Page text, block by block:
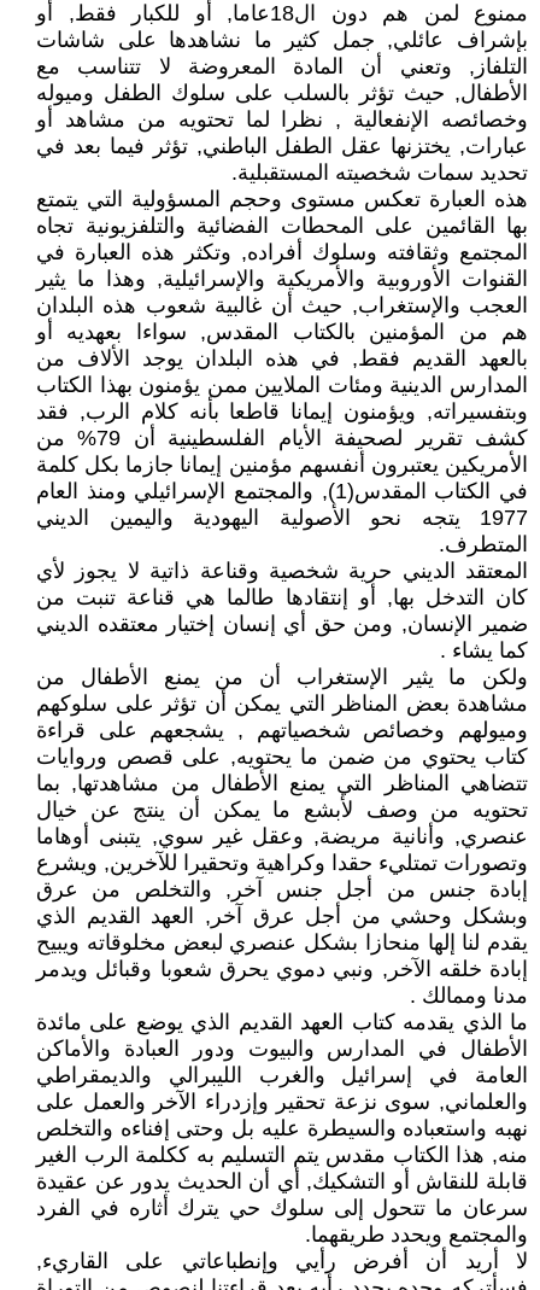
ممنوع لمن هم دون ال18عاما, أو للكبار فقط, أو
بإشراف عائلي, جمل كثير ما نشاهدها على شاشات
التلفاز, وتعني أن المادة المعروضة لا تتناسب مع
الأطفال, حيث تؤثر بالسلب على سلوك الطفل وميوله
وخصائصه الإنفعالية , نظرا لما تحتويه من مشاهد أو
عبارات, يختزنها عقل الطفل الباطني, تؤثر فيما بعد في
تحديد سمات شخصيته المستقبلية.
هذه العبارة تعكس مستوى وحجم المسؤولية التي يتمتع
بها القائمين على المحطات الفضائية والتلفزيونية تجاه
المجتمع وثقافته وسلوك أفراده, وتكثر هذه العبارة في
القنوات الأوروبية والأمريكية والإسرائيلية, وهذا ما يثير
العجب والإستغراب, حيث أن غالبية شعوب هذه البلدان
هم من المؤمنين بالكتاب المقدس, سواءا بعهديه أو
بالعهد القديم فقط, في هذه البلدان يوجد الألاف من
المدارس الدينية ومئات الملايين ممن يؤمنون بهذا الكتاب
وبتفسيراته, ويؤمنون إيمانا قاطعا بأنه كلام الرب, فقد
كشف تقرير لصحيفة الأيام الفلسطينية أن 79% من
الأمريكين يعتبرون أنفسهم مؤمنين إيمانا جازما بكل كلمة
في الكتاب المقدس(1), والمجتمع الإسرائيلي ومنذ العام
1977 يتجه نحو الأصولية اليهودية واليمين الديني
المتطرف.
المعتقد الديني حرية شخصية وقناعة ذاتية لا يجوز لأي
كان التدخل بها, أو إنتقادها طالما هي قناعة تنبت من
ضمير الإنسان, ومن حق أي إنسان إختيار معتقده الديني
كما يشاء .
ولكن ما يثير الإستغراب أن من يمنع الأطفال من
مشاهدة بعض المناظر التي يمكن أن تؤثر على سلوكهم
وميولهم وخصائص شخصياتهم , يشجعهم على قراءة
كتاب يحتوي من ضمن ما يحتويه, على قصص وروايات
تتضاهي المناظر التي يمنع الأطفال من مشاهدتها, بما
تحتويه من وصف لأبشع ما يمكن أن ينتج عن خيال
عنصري, وأنانية مريضة, وعقل غير سوي, يتبنى أوهاما
وتصورات تمتليء حقدا وكراهية وتحقيرا للآخرين, ويشرع
إبادة جنس من أجل جنس آخر, والتخلص من عرق
وبشكل وحشي من أجل عرق آخر, العهد القديم الذي
يقدم لنا إلها منحازا بشكل عنصري لبعض مخلوقاته ويبيح
إبادة خلقه الآخر, ونبي دموي يحرق شعوبا وقبائل ويدمر
مدنا وممالك .
ما الذي يقدمه كتاب العهد القديم الذي يوضع على مائدة
الأطفال في المدارس والبيوت ودور العبادة والأماكن
العامة في إسرائيل والغرب الليبرالي والديمقراطي
والعلماني, سوى نزعة تحقير وإزدراء الآخر والعمل على
نهبه واستعباده والسيطرة عليه بل وحتى إفناءه والتخلص
منه, هذا الكتاب مقدس يتم التسليم به ككلمة الرب الغير
قابلة للنقاش أو التشكيك, أي أن الحديث يدور عن عقيدة
سرعان ما تتحول إلى سلوك حي يترك أثاره في الفرد
والمجتمع ويحدد طريقهما.
لا أريد أن أفرض رأيي وإنطباعاتي على القاريء,